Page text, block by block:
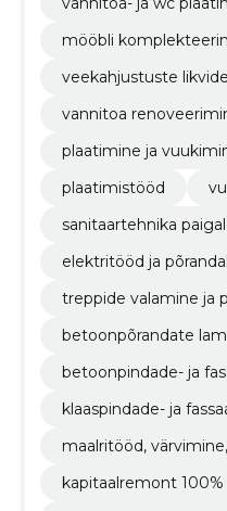
mööbli
veekahjustuste
vannitoa
plaatimine ja
plaatimistööd
sanitaartehnika
elektritööd ja
treppide valamine ja
betoonpõrandate
betoonpindade- ja
klaaspindade- ja
maalritööd,
kapitaalremont 100%